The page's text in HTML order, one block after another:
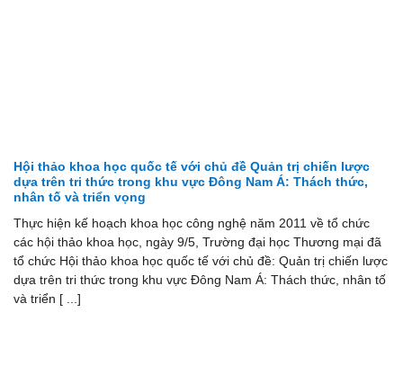
Hội thảo khoa học quốc tế với chủ đề Quản trị chiến lược
dựa trên tri thức trong khu vực Đông Nam Á: Thách thức,
nhân tố và triển vọng
Thực hiện kế hoạch khoa học công nghệ năm 2011 về tổ chức
các hội thảo khoa học, ngày 9/5, Trường đại học Thương mại đã
tổ chức Hội thảo khoa học quốc tế với chủ đề: Quản trị chiến lược
dựa trên tri thức trong khu vực Đông Nam Á: Thách thức, nhân tố
và triển [ ...]